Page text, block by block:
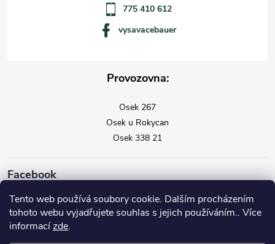
Tento web používá soubory cookie. Dalším procházením
tohoto webu vyjadřujete souhlas s jejich používáním.. Více
informacízde.
775 410 612
vysavacebauer
Provozovna:
Osek 267
Osek u Rokycan
Osek 338 21
Facebook